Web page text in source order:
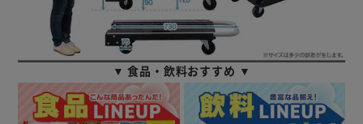
▼ 食品・飲料おすすめ ▼